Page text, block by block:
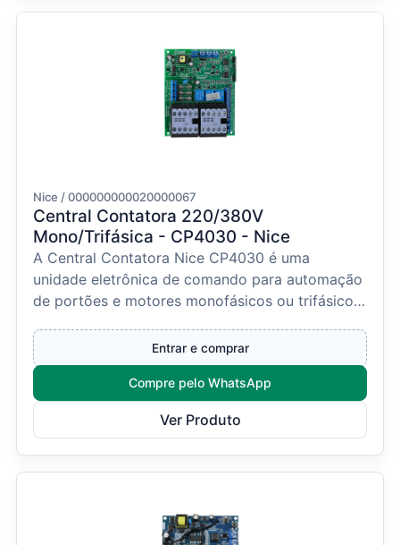
Nice / 000000000020000067
Central Contatora 220/380V
Mono/Trifásica - CP4030 - Nice
A Central Contatora Nice CP4030 é uma
unidade eletrônica de comando para automação
de portões e motores monofásicos ou trifásicos,
Entrar e comprar
Compre pelo WhatsApp
Ver Produto